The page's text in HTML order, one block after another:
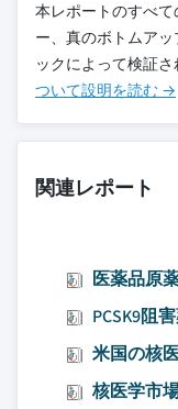
本レポートのすべ
ー、真のボトムア
ックによって検証さ
ついて設明を読む →
関連レポート
医薬品原
PCSK9阻
米国の核
核医学市